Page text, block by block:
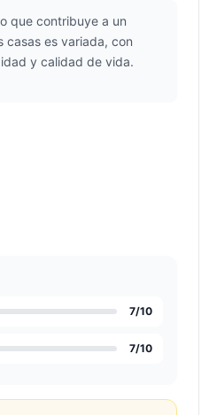
que contribuye a un
casas es variada, con
y calidad de vida.
7/10
7/10